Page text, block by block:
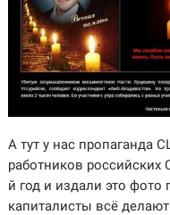
А тут у нас пропаганда
работников
й год и издали это
капиталисты всё